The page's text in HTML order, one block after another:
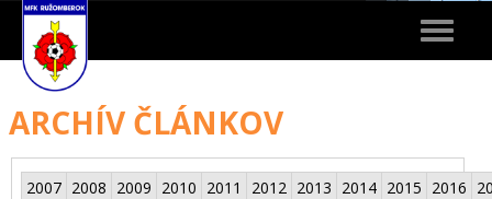
Toggle
ARCHÍV ČLÁNKOV
2007 2008 2009 2010 2011 2012 2013 2014 2015 2016